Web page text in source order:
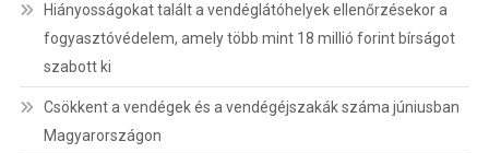
Hiányosságokat talált a vendéglátóhelyek ellenőrzésekor a
fogyasztóvédelem, amely több mint 18 millió forint bírságot
szabott ki
Csökkent a vendégek és a vendégéjszakák száma júniusban
Magyarországon